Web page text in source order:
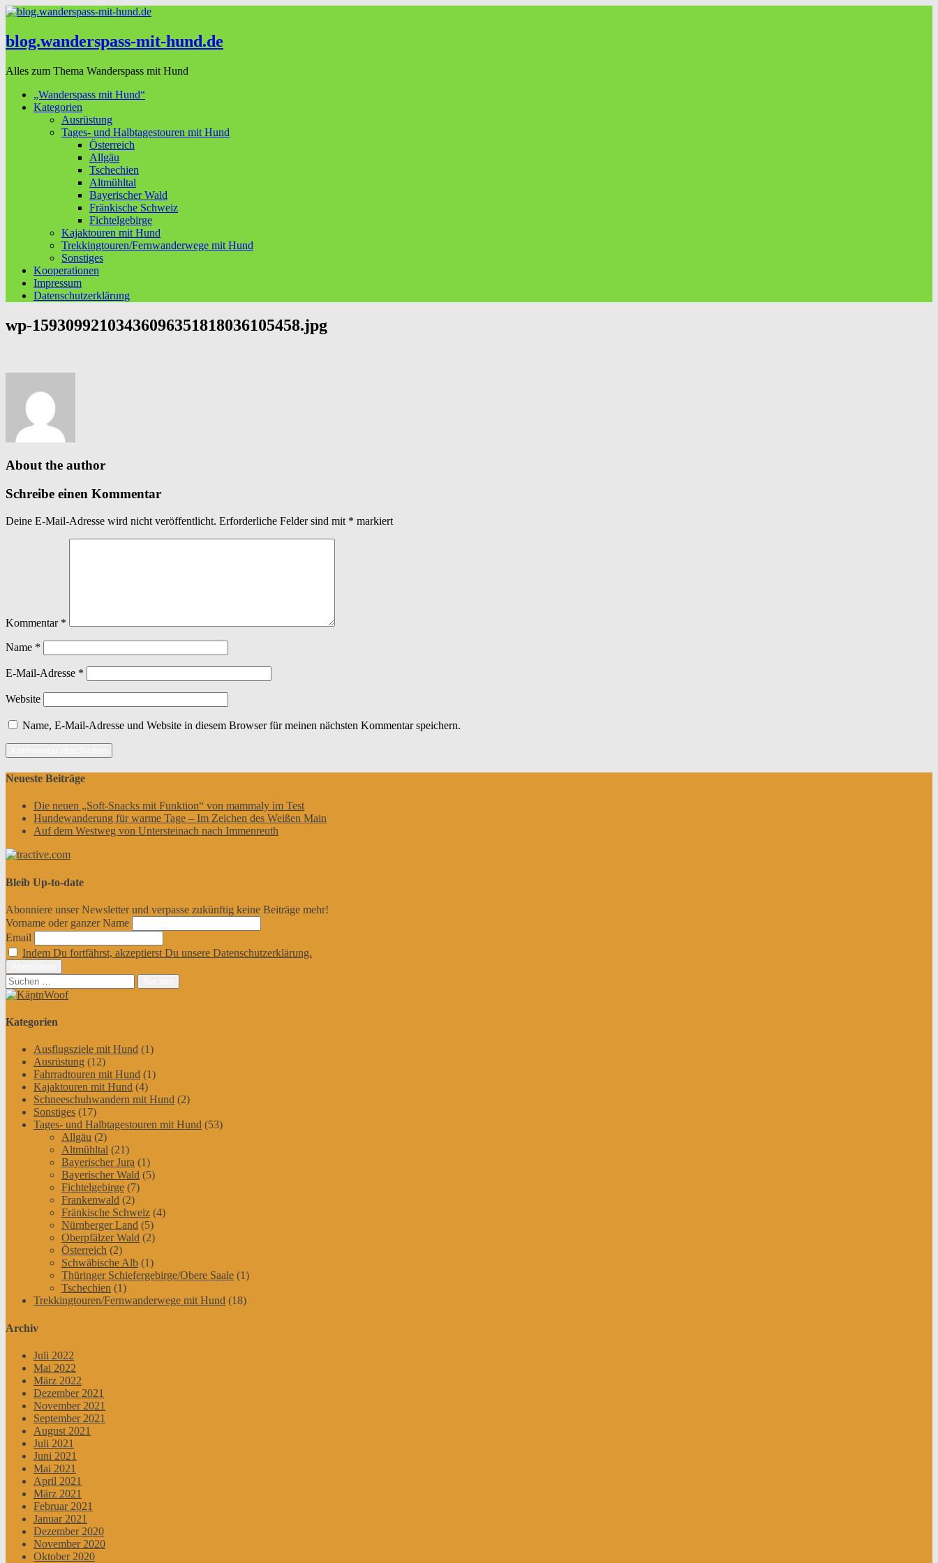
blog.wanderspass-mit-hund.de
Alles zum Thema Wanderspass mit Hund
„Wanderspass mit Hund“
Kategorien
Ausrüstung
Tages- und Halbtagestouren mit Hund
Österreich
Allgäu
Tschechien
Altmühltal
Bayerischer Wald
Fränkische Schweiz
Fichtelgebirge
Kajaktouren mit Hund
Trekkingtouren/Fernwanderwege mit Hund
Sonstiges
Kooperationen
Impressum
Datenschutzerklärung
wp-15930992103436096351818036105458.jpg
About the author
Schreibe einen Kommentar
Deine E-Mail-Adresse wird nicht veröffentlicht. Erforderliche Felder sind mit * markiert
Kommentar *
Name *
E-Mail-Adresse *
Website
Name, E-Mail-Adresse und Website in diesem Browser für meinen nächsten Kommentar speichern.
Neueste Beiträge
Die neuen „Soft-Snacks mit Funktion“ von mammaly im Test
Hundewanderung für warme Tage – Im Zeichen des Weißen Main
Auf dem Westweg von Untersteinach nach Immenreuth
Bleib Up-to-date
Abonniere unser Newsletter und verpasse zukünftig keine Beiträge mehr!
Vorname oder ganzer Name
Email
Indem Du fortfährst, akzeptierst Du unsere Datenschutzerklärung.
Suchen
nach:
Kategorien
Ausflugsziele mit Hund (1)
Ausrüstung (12)
Fahrradtouren mit Hund (1)
Kajaktouren mit Hund (4)
Schneeschuhwandern mit Hund (2)
Sonstiges (17)
Tages- und Halbtagestouren mit Hund (53)
Allgäu (2)
Altmühltal (21)
Bayerischer Jura (1)
Bayerischer Wald (5)
Fichtelgebirge (7)
Frankenwald (2)
Fränkische Schweiz (4)
Nürnberger Land (5)
Oberpfälzer Wald (2)
Österreich (2)
Schwäbische Alb (1)
Thüringer Schiefergebirge/Obere Saale (1)
Tschechien (1)
Trekkingtouren/Fernwanderwege mit Hund (18)
Archiv
Juli 2022
Mai 2022
März 2022
Dezember 2021
November 2021
September 2021
August 2021
Juli 2021
Juni 2021
Mai 2021
April 2021
März 2021
Februar 2021
Januar 2021
Dezember 2020
November 2020
Oktober 2020